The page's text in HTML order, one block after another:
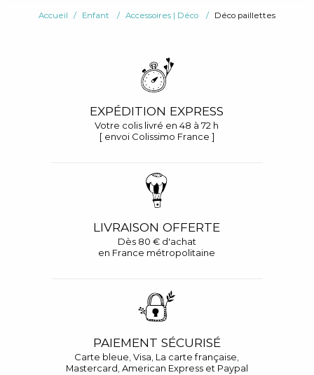
Accueil Enfant Accessoires | Déco Déco paillettes
EXPÉDITION EXPRESS
Votre colis livré en 48 à 72 h
[ envoi Colissimo France ]
LIVRAISON OFFERTE
Dès 80 € d'achat
en France métropolitaine
PAIEMENT SÉCURISÉ
Carte bleue, Visa, La carte française,
Mastercard, American Express et Paypal